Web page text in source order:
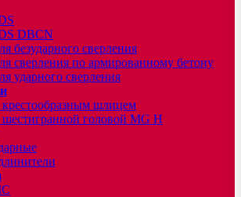
DBCN
безударного сверления
сверления по армированному бетону
ударного сверления
шлицем
головой MG H